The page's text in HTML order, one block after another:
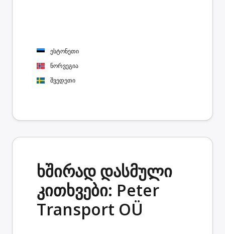
ესტონეთი
ნორვეგია
შვედეთი
ხშირად დასმული
კითხვები: Peter
Transport OÜ